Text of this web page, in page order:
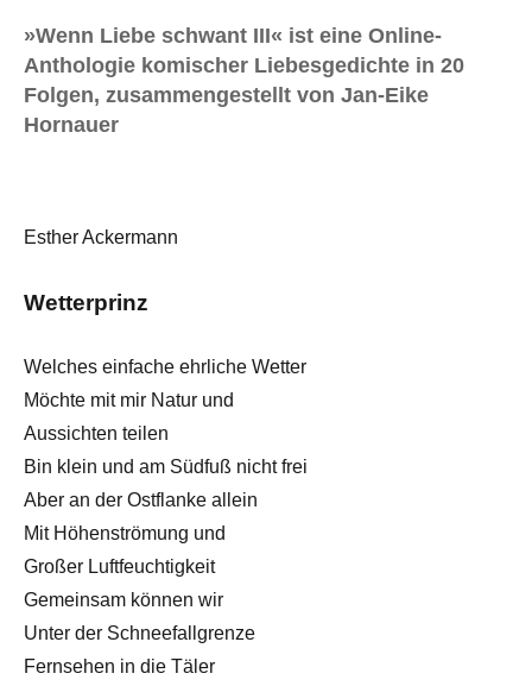
»Wenn Liebe schwant III« ist eine Online-
Anthologie komischer Liebesgedichte in 20
Folgen, zusammengestellt von Jan-Eike
Hornauer
Esther Ackermann
Wetterprinz
Welches einfache ehrliche Wetter
Möchte mit mir Natur und
Aussichten teilen
Bin klein und am Südfuß nicht frei
Aber an der Ostflanke allein
Mit Höhenströmung und
Großer Luftfeuchtigkeit
Gemeinsam können wir
Unter der Schneefallgrenze
Fernsehen in die Täler